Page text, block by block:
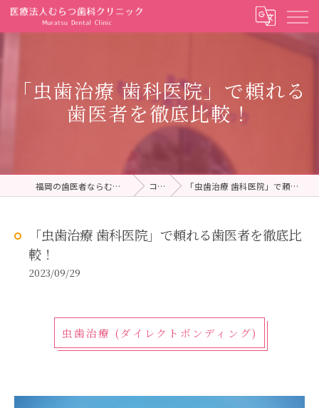
「虫歯治療 歯科医院」で頼れる
歯医者を徹底比較！
福岡の歯医者ならむらつ歯科クリニック コラム 「虫歯治療 歯科医院」で頼れる歯医者を徹底比較！
「虫歯治療 歯科医院」で頼れる歯医者を徹底比
較！
2023/09/29
虫歯治療 (ダイレクトボンディング)